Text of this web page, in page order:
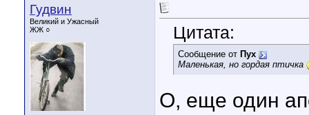
Гудвин
Великий и Ужасный
ЖЖ ○
Цитата:
Сообщение от Пух
Маленькая, но гордая птичка
О, еще один